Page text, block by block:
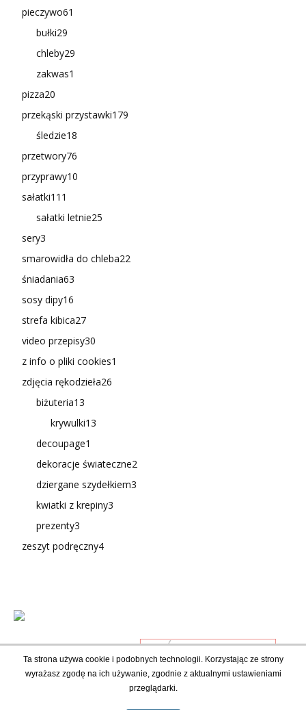
pieczywo61
bułki29
chleby29
zakwas1
pizza20
przekąski przystawki179
śledzie18
przetwory76
przyprawy10
sałatki111
sałatki letnie25
sery3
smarowidła do chleba22
śniadania63
sosy dipy16
strefa kibica27
video przepisy30
z info o pliki cookies1
zdjęcia rękodzieła26
biżuteria13
krywulki13
decoupage1
dekoracje świateczne2
dziergane szydełkiem3
kwiatki z krepiny3
prezenty3
zeszyt podręczny4
Ta strona używa cookie i podobnych technologii. Korzystając ze strony
wyrażasz zgodę na ich używanie, zgodnie z aktualnymi ustawieniami
przeglądarki.